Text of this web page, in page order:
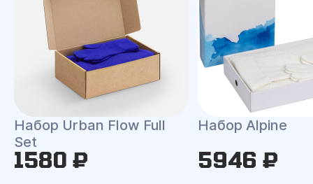
Набор Urban Flow Full
Set
1580 ₽
Набор Alpine
5946 ₽